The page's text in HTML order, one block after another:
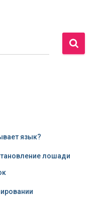
язык?
лошади